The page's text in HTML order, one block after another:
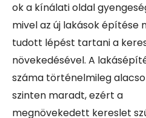
ok a kínálati oldal
mivel az új lakások építése
tudott lépést tartani a
növekedésével. A
száma történelmileg
szinten maradt, ezért a
megnövekedett kereslet